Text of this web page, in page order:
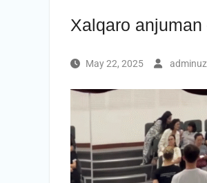
Xalqaro
May 22, 2025